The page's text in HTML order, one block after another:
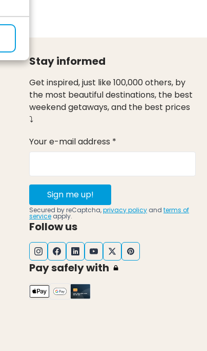
Stay informed
Get inspired, just like 100,000 others, by
the most beautiful destinations, the best
weekend getaways, and the best prices
⤵
Your e-mail address *
Sign me up!
Secured by reCaptcha,privacy policy and terms of
service apply.
Follow us
Pay safely with